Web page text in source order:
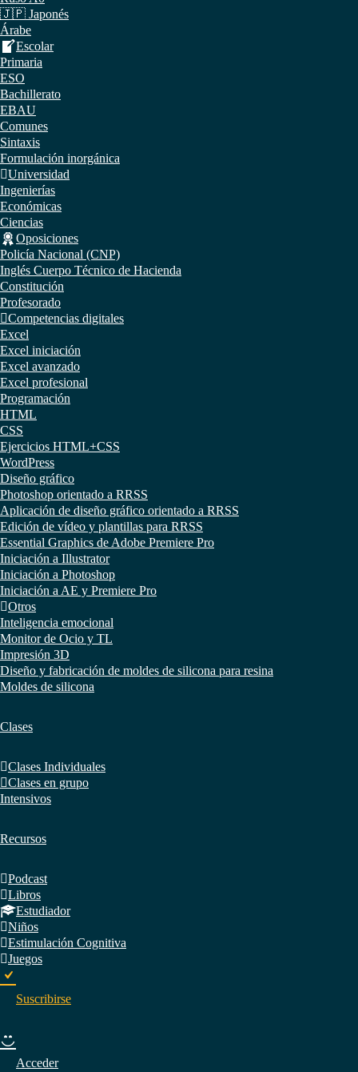
🇯🇵 Japonés
Árabe
Escolar
Primaria
ESO
Bachillerato
EBAU
Comunes
Sintaxis
Formulación inorgánica
Universidad
Ingenierías
Económicas
Ciencias
Oposiciones
Policía Nacional (CNP)
Inglés Cuerpo Técnico de Hacienda
Constitución
Profesorado
Competencias digitales
Excel
Excel iniciación
Excel avanzado
Excel profesional
Programación
HTML
CSS
Ejercicios HTML+CSS
WordPress
Diseño gráfico
Photoshop orientado a RRSS
Aplicación de diseño gráfico orientado a RRSS
Edición de vídeo y plantillas para RRSS
Essential Graphics de Adobe Premiere Pro
Iniciación a Illustrator
Iniciación a Photoshop
Iniciación a AE y Premiere Pro
Otros
Inteligencia emocional
Monitor de Ocio y TL
Impresión 3D
Diseño y fabricación de moldes de silicona para resina
Moldes de silicona
Clases
Clases Individuales
Clases en grupo
Intensivos
Recursos
Podcast
Libros
Estudiador
Niños
Estimulación Cognitiva
Juegos
Suscribirse
Acceder